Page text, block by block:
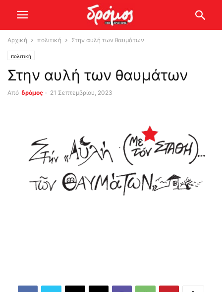
Αρχική πολιτική Στην αυλή των θαυμάτων
πολιτική
Στην αυλή των θαυμάτων
Από δρόμος - 21 Σεπτεμβρίου, 2023